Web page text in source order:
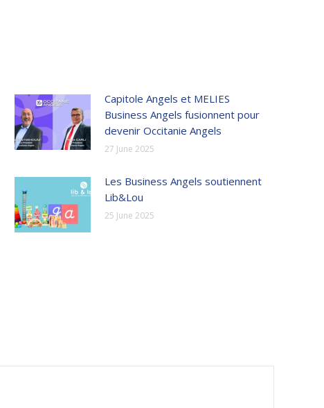
Capitole Angels et MELIES
Business Angels fusionnent pour
devenir Occitanie Angels
27 June 2025
Les Business Angels soutiennent
Lib&Lou
25 June 2025